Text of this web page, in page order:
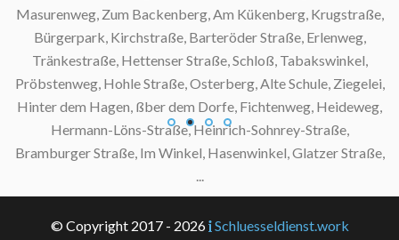
Masurenweg, Zum Backenberg, Am Kükenberg, Krugstraße,
Bürgerpark, Kirchstraße, Barteröder Straße, Erlenweg,
Tränkestraße, Hettenser Straße, Schloß, Tabakswinkel,
Pröbstenweg, Hohle Straße, Osterberg, Alte Schule, Ziegelei,
Hinter dem Hagen, ßber dem Dorfe, Fichtenweg, Heideweg,
Hermann-Löns-Straße, Heinrich-Sohnrey-Straße,
Bramburger Straße, Im Winkel, Hasenwinkel, Glatzer Straße,
...
© Copyright 2017 - 2026 Schluesseldienst.work